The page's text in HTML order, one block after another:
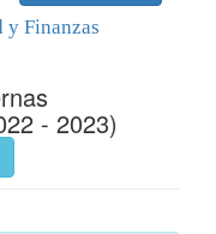
y Finanzas
- 2023)